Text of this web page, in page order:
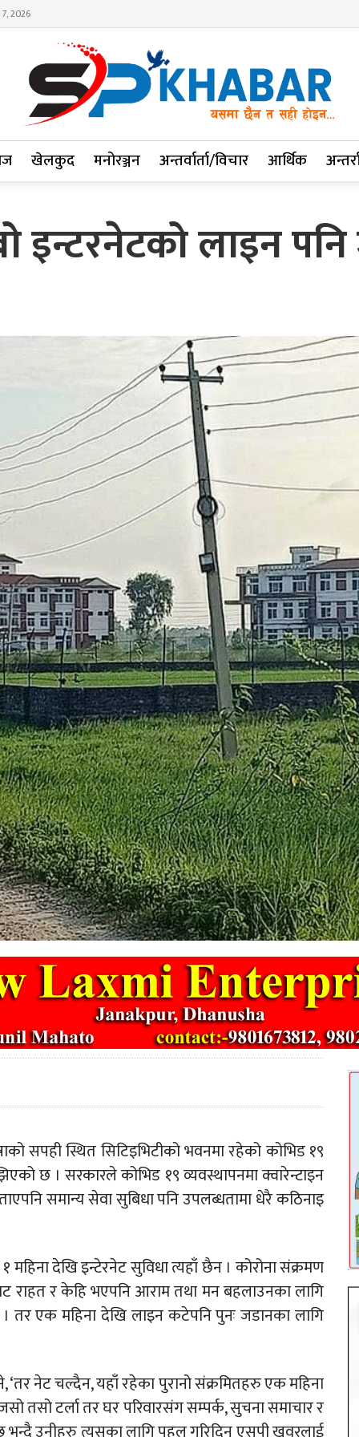
2026
खेलकुद मनोरञ्जन अन्तर्वार्ता/विचार आर्थिक
लाइन
सपही स्थित सिटिइभिटीको भवनमा रहेको कोभिड १९
छ । सरकारले कोभिड १९ व्यवस्थापनमा क्वारेन्टाइन
समान्य सेवा सुबिधा पनि उपलब्धतामा धेरै कठिनाइ
देखि इन्टेरनेट सुविधा त्यहाँ छैन । कोरोना संक्रमण
राहत र केहि भएपनि आराम तथा मन बहलाउनका लागि
तर एक महिना देखि लाइन कटेपनि पुनः जडानका लागि
नेट चल्दैन, यहाँ रहेका पुरानो संक्रमितहरु एक महिना
तसो टर्ला तर घर परिवारसंग सम्पर्क, सुचना समाचार र